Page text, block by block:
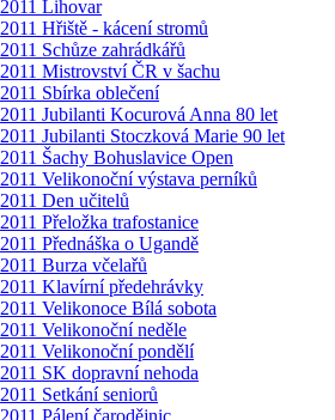
2011 Lihovar
2011 Hřiště - kácení stromů
2011 Schůze zahrádkářů
2011 Mistrovství ČR v šachu
2011 Sbírka oblečení
2011 Jubilanti Kocurová Anna 80 let
2011 Jubilanti Stoczková Marie 90 let
2011 Šachy Bohuslavice Open
2011 Velikonoční výstava perníků
2011 Den učitelů
2011 Přeložka trafostanice
2011 Přednáška o Ugandě
2011 Burza včelařů
2011 Klavírní předehrávky
2011 Velikonoce Bílá sobota
2011 Velikonoční neděle
2011 Velikonoční pondělí
2011 SK dopravní nehoda
2011 Setkání seniorů
2011 Pálení čarodějnic